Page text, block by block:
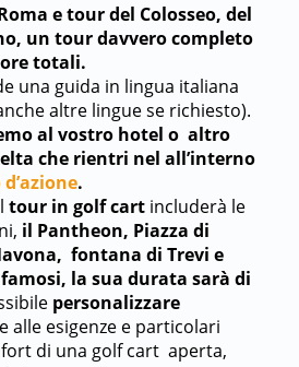
e tour del Colosseo, del
un tour davvero completo
totali.
una guida in lingua italiana
altre lingue se richiesto).
al vostro hotel o altro
che rientri nel all’interno
.
tour in golf cart includerà le
il Pantheon, Piazza di
fontana di Trevi e
la sua durata sarà di
personalizzare
alle esigenze e particolari
di una golf cart aperta,